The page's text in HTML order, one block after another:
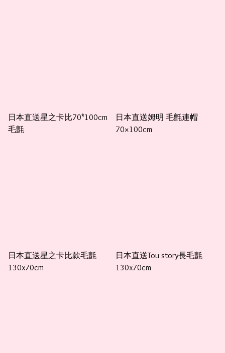
日本直送星之卡比70*100cm
毛氈
日本直送姆明 毛氈連帽
70×100cm
日本直送星之卡比款毛氈
130x70cm
日本直送Tou story長毛氈
130x70cm